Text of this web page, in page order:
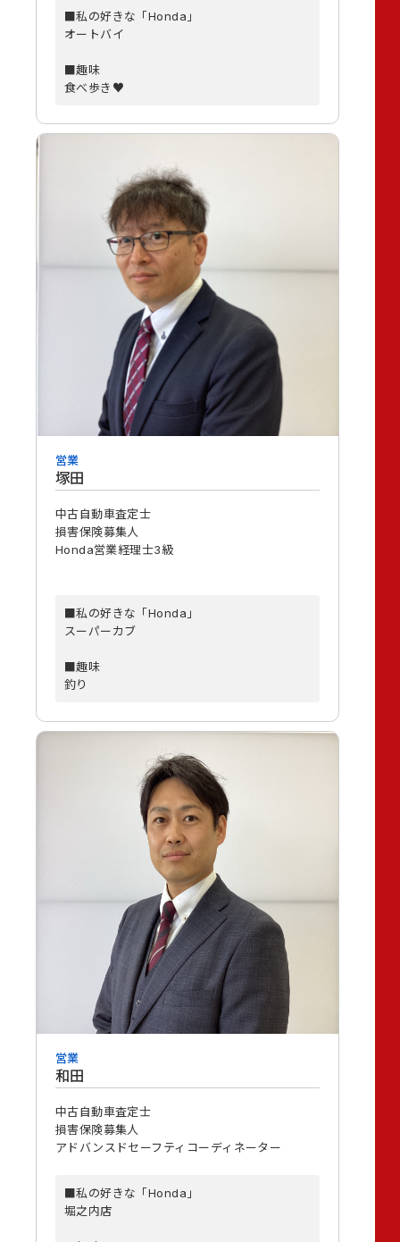
■私の好きな「Honda」
オートバイ
■趣味
食べ歩き♥
営業
塚田
中古自動車査定士
損害保険募集人
Honda営業経理士3級
■私の好きな「Honda」
スーパーカブ
■趣味
釣り
営業
和田
中古自動車査定士
損害保険募集人
アドバンスドセーフティコーディネーター
■私の好きな「Honda」
堀之内店